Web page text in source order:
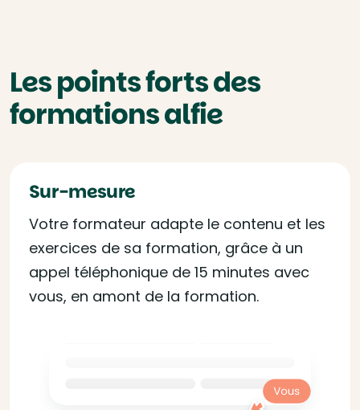
Les points forts des
formations alfie
Sur-mesure
Votre formateur adapte le contenu et les
exercices de sa formation, grâce à un
appel téléphonique de 15 minutes avec
vous, en amont de la formation.